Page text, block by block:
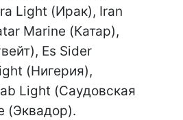
Light (Ирак), Iran
Marine (Катар),
Es Sider
(Нигерия),
Light (Саудовская
(Эквадор).